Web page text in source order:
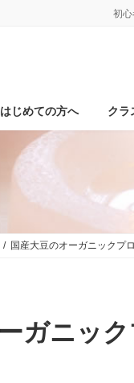
初
はじめての方へ クラ
国産大豆のオーガニックプ